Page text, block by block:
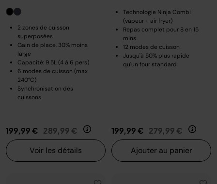
2 zones de cuisson
superposées
Gain de place, 30% moins
large
Capacité: 9.5L (4 à 6 pers)
6 modes de cuisson (max
240°C)
Synchronisation des
cuissons
199,99 € Prix réduit de
289,99 € au
Voir les détails
Technologie Ninja Combi
(vapeur + air fryer)
Repas complet pour 8 en 15
mins
12 modes de cuisson
Jusqu'à 50% plus rapide
qu'un four standard
199,99 € Prix réduit de
279,99 € au
Ajouter au panier